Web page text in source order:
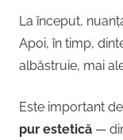
La început,
Apoi, în timp,
albăstruie, mai
Este important
pur estetică —